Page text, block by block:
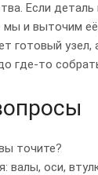
Если
мы и выточим
готовый узел,
где-то
точите?
валы, оси,